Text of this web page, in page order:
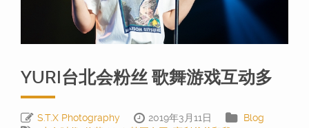
YURI台北会粉丝 歌舞游戏互动多
S.T.X Photography 2019年3月11日
Blog